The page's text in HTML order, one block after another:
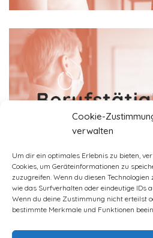
Cookie-
verwalten
Um dir ein optimales Erlebnis zu bieten,
Cookies, um Geräteinformationen zu
zuzugreifen. Wenn du diesen
wie das Surfverhalten oder eindeutige IDs
Wenn du deine Zustimmung nicht erteilst
bestimmte Merkmale und Funktionen